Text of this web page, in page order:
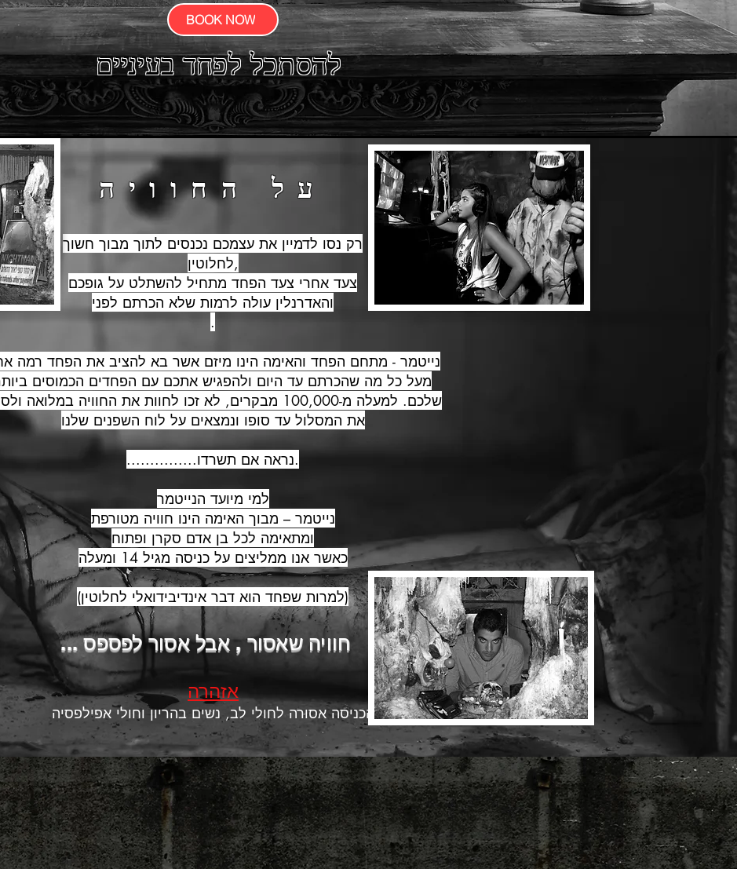
BOOK NOW
להסתכל לפחד בעיניים
על החוויה
רק נסו לדמיין את עצמכם נכנסים לתוך מבוך חשוך
לחלוטין,
צעד אחרי צעד הפחד מתחיל להשתלט על גופכם
והאדרנלין עולה לרמות שלא הכרתם לפני
.
נייטמר - מתחם הפחד והאימה הינו מיזם אשר בא להציב את הפחד רמה
מעל כל מה שהכרתם עד היום ולהפגיש אתכם עם הפחדים הכמוסים
שלכם. למעלה מ-100,000 מבקרים, לא זכו לחוות את החוויה במלואה
את המסלול עד סופו ונמצאים על לוח השפנים שלנו
...............נראה אם תשרדו.
למי מיועד הנייטמר
נייטמר – מבוך האימה הינו חוויה מטורפת
ומתאימה לכל בן אדם סקרן ופתוח
כאשר אנו ממליצים על כניסה מגיל 14 ומעלה
(למרות שפחד הוא דבר אינדיבידואלי לחלוטין)
אזהרה
הכניסה אסורה לחולי לב, נשים בהריון וחולי אפילפסיה